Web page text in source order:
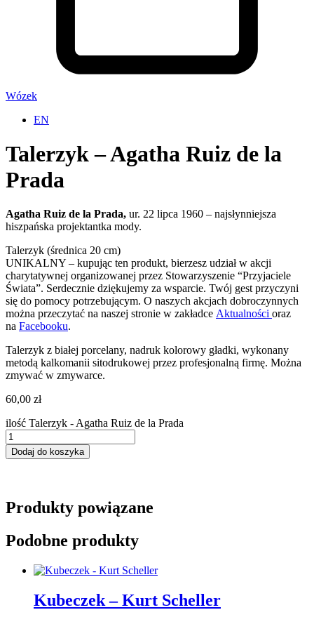
Wózek
EN
Talerzyk – Agatha Ruiz de la
Prada
Agatha Ruiz de la Prada, ur. 22 lipca 1960 – najsłynniejsza
hiszpańska projektantka mody.
Talerzyk (średnica 20 cm)
UNIKALNY – kupując ten produkt, bierzesz udział w akcji
charytatywnej organizowanej przez Stowarzyszenie “Przyjaciele
Świata”. Serdecznie dziękujemy za wsparcie. Twój gest przyczyni
się do pomocy potrzebującym. O naszych akcjach dobroczynnych
można przeczytać na naszej stronie w zakładce Aktualności oraz
na Facebooku.
Talerzyk z białej porcelany, nadruk kolorowy gładki, wykonany
metodą kalkomanii sitodrukowej przez profesjonalną firmę. Można
zmywać w zmywarce.
60,00 zł
ilość Talerzyk - Agatha Ruiz de la Prada
Dodaj do koszyka
Produkty powiązane
Podobne produkty
Kubeczek – Kurt Scheller